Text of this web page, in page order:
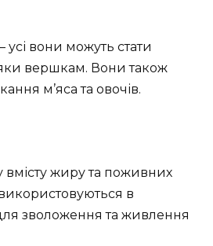
усі вони можуть стати
вершкам. Вони також
м’яса та овочів.
жиру та поживних
в
зволоження та живлення